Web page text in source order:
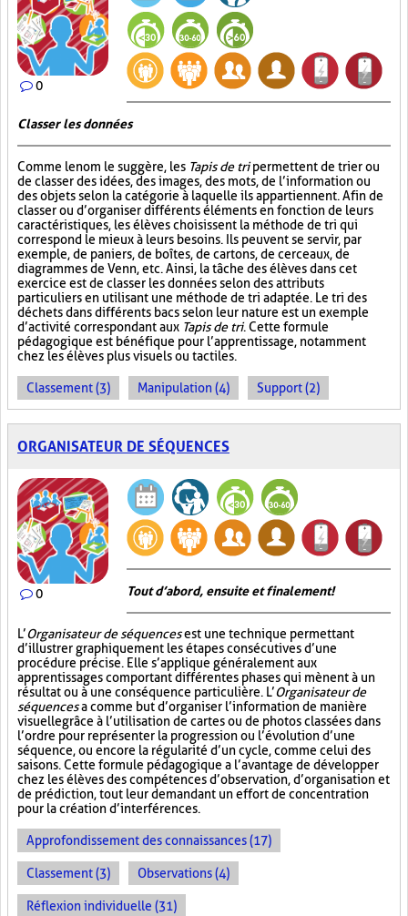
0
Classer les données
Comme le nom le suggère, les Tapis de tripermettent de trier ou
de classer des idées, des images, des mots, de l’information ou
des objets selon la catégorie à laquelle ils appartiennent. Afin de
classer ou d’organiser différents éléments en fonction de leurs
caractéristiques, les élèves choisissent la méthode de tri qui
correspond le mieux à leurs besoins. Ils peuvent se servir, par
exemple, de paniers, de boîtes, de cartons, de cerceaux, de
diagrammes de Venn, etc. Ainsi, la tâche des élèves dans cet
exercice est de classer les données selon des attributs
particuliers en utilisant une méthode de tri adaptée. Le tri des
déchets dans différents bacs selon leur nature est un exemple
d’activité correspondant aux Tapis de tri. Cette formule
pédagogique est bénéfique pour l’apprentissage, notamment
chez les élèves plus visuels ou tactiles.
Classement (3) Manipulation (4) Support (2)
ORGANISATEUR DE SÉQUENCES
0 Tout d’abord, ensuite et finalement!
L’Organisateur de séquencesest une technique permettant
d’illustrer graphiquement les étapes consécutives d’une
procédure précise. Elle s’applique généralement aux
apprentissages comportant différentes phases qui mènent à un
résultat ou à une conséquence particulière. L’Organisateur de
séquencesa comme but d’organiser l’information de manière
visuellegrâce à l’utilisation de cartes ou de photos classées dans
l’ordre pour représenter la progression ou l’évolution d’une
séquence, ou encore la régularité d’un cycle, comme celui des
saisons. Cette formule pédagogique a l’avantage de développer
chez les élèves des compétences d’observation, d’organisation et
de prédiction, tout leur demandant un effort de concentration
pour la création d’interférences.
Approfondissement des connaissances (17)
Classement (3) Observations (4)
Réflexion individuelle (31)